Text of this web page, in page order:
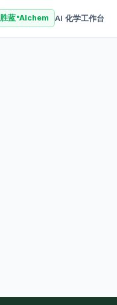
胜蓝 ®AIchem AI 化学工作台